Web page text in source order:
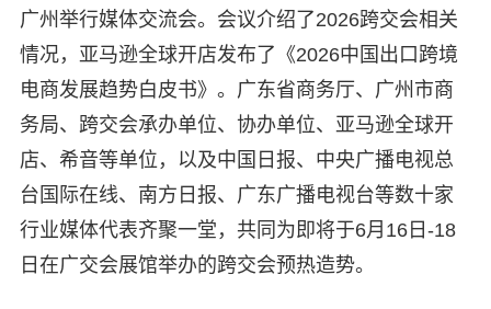
广州举行媒体交流会。会议介绍了2026跨交会相关
情况，亚马逊全球开店发布了《2026中国出口跨境
电商发展趋势白皮书》。广东省商务厅、广州市商
务局、跨交会承办单位、协办单位、亚马逊全球开
店、希音等单位，以及中国日报、中央广播电视总
台国际在线、南方日报、广东广播电视台等数十家
行业媒体代表齐聚一堂，共同为即将于6月16日-18
日在广交会展馆举办的跨交会预热造势。